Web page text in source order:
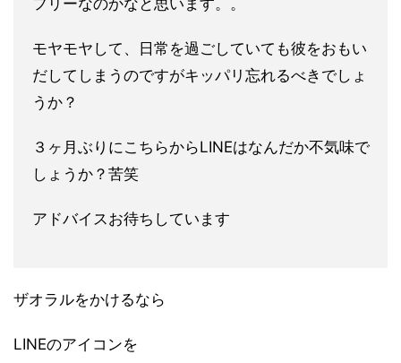
フリーなのかなと思います。。
モヤモヤして、日常を過ごしていても彼をおもい
だしてしまうのですがキッパリ忘れるべきでしょ
うか？
３ヶ月ぶりにこちらからLINEはなんだか不気味で
しょうか？苦笑
アドバイスお待ちしています
ザオラルをかけるなら
LINEのアイコンを